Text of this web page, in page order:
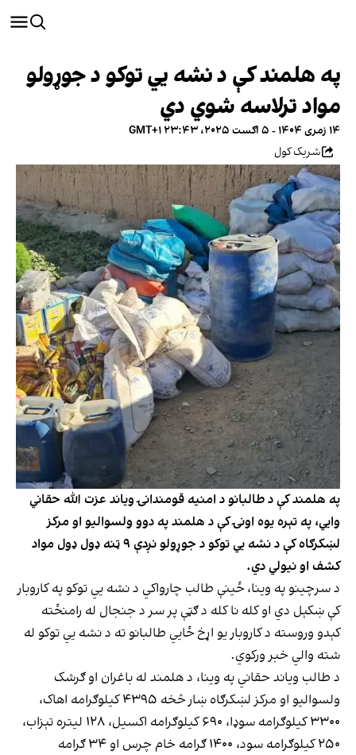
په هلمند کې د نشه يي توکو د جوړولو
مواد ترلاسه شوي دي
۱۴ زمری ۱۴۰۴ - ۵ اګست ۲۰۲۵، ۲۳:۴۳ GMT+۱
شریک کول
په هلمند کې د طالبانو د امنیه قومندانۍ ویاند عزت الله حقاني
وايي، په تېره یوه اونۍ کې د هلمند په دوو ولسوالیو او مرکز
لښکرګاه کې د نشه یي توکو د جوړولو نږدې ۹ ټنه ډول ډول مواد
کشف او نیولي دي.
د سرچینو په وینا، ځينې طالب چارواکي د نشه يي توکو په کاروبار
کې ښکېل دي او کله نا کله د ګټې پر سر د جنجال له رامنځته
کېدو وروسته د کاروبار یو اړخ ځايي طالبانو ته د نشه يي توکو له
شته والي خبر ورکوي.
د طالب ویاند حقاني په وینا، د هلمند له باغران او ګرشک
ولسوالیو او مرکز لښکرګاه ښار څخه ۴۳۹۵ کیلوګرامه اهاک،
۳۳۰۰ کیلوګرامه سوډا، ۶۹۰ کیلوګرامه اکسیل، ۱۲۸ لیتره تېزاب،
۲۵۰ کیلوګرامه سود، ۱۴۰۰ ګرامه خام چرس او ۳۴ ګرامه